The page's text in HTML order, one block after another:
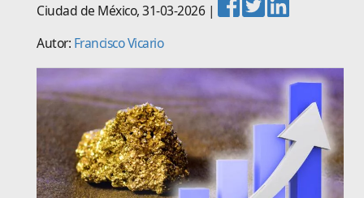
Ciudad de México,31-03-2026|
Autor: Francisco Vicario